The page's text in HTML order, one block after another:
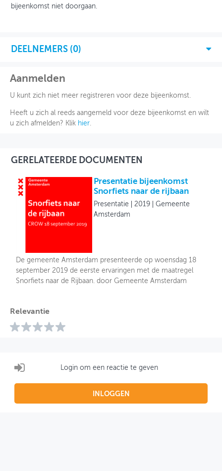
bijeenkomst niet doorgaan.
DEELNEMERS (0)
Aanmelden
U kunt zich niet meer registreren voor deze bijeenkomst.
Heeft u zich al reeds aangemeld voor deze bijeenkomst en wilt
u zich afmelden? Klik hier.
GERELATEERDE DOCUMENTEN
Presentatie bijeenkomst
Snorfiets naar de rijbaan
Presentatie 2019
Gemeente
Amsterdam
De gemeente Amsterdam presenteerde op woensdag 18
september 2019 de eerste ervaringen met de maatregel
Snorfiets naar de Rijbaan. door Gemeente Amsterdam
Relevantie
Login om een reactie te geven
INLOGGEN